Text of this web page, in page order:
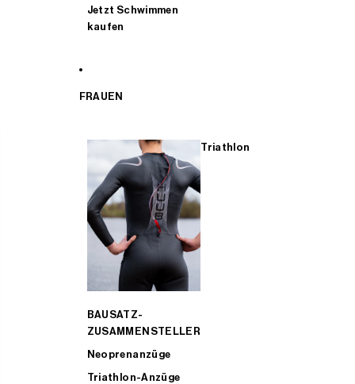
Jetzt Schwimmen
kaufen
FRAUEN
Triathlon
BAUSATZ-
ZUSAMMENSTELLER
Neoprenanzüge
Triathlon-Anzüge